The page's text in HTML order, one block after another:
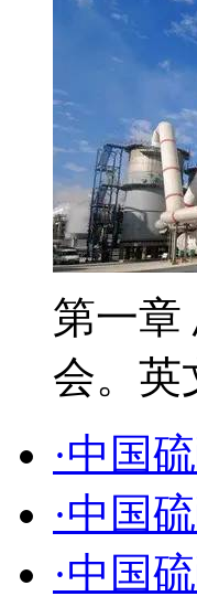
第一章
会。英
·中国
·中国
·中国